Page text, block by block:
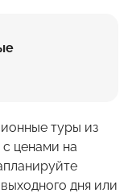
туры из
с ценами на
дня или